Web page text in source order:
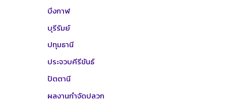
บึงกาฬ
บุรีรัมย์
ปทุมธานี
ประจวบคีรีขันธ์
ปัตตานี
ผลงานกำจัดปลวก